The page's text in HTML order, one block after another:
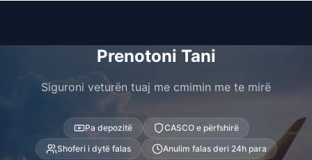
Prenotoni Tani
Siguroni veturën tuaj me cmimin me te mirë
Pa depozitë
CASCO e përfshirë
Shoferi i dytë falas
Anulim falas deri 24h para